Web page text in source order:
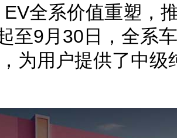
EV全系价值重塑，
至9月30日，全
为用户提供了中级